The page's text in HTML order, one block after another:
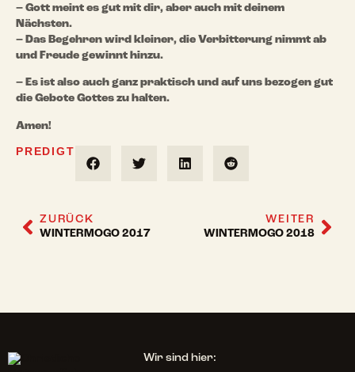
– Gott meint es gut mit dir, aber auch mit deinem
Nächsten.
– Das Begehren wird kleiner, die Verbitterung nimmt ab
und Freude gewinnt hinzu.
– Es ist also auch ganz praktisch und auf uns bezogen gut
die Gebote Gottes zu halten.
Amen!
PREDIGT
ZURÜCK
WINTERMOGO 2017
WEITER
WINTERMOGO 2018
Wir sind hier: